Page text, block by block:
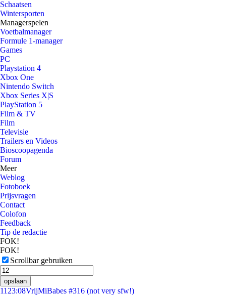
Schaatsen
Wintersporten
Managerspelen
Voetbalmanager
Formule 1-manager
Games
PC
Playstation 4
Xbox One
Nintendo Switch
Xbox Series X|S
PlayStation 5
Film & TV
Film
Televisie
Trailers en Videos
Bioscoopagenda
Forum
Meer
Weblog
Fotoboek
Prijsvragen
Contact
Colofon
Feedback
Tip de redactie
FOK!
FOK!
Scrollbar gebruiken
opslaan
11 23:08VrijMiBabes #316 (not very sfw!)